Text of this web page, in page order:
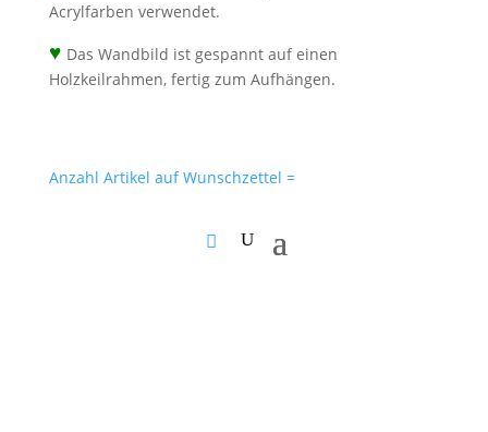
Acrylfarben verwendet.
♥ Das Wandbild ist gespannt auf einen
Holzkeilrahmen, fertig zum Aufhängen.
Anzahl Artikel auf Wunschzettel =